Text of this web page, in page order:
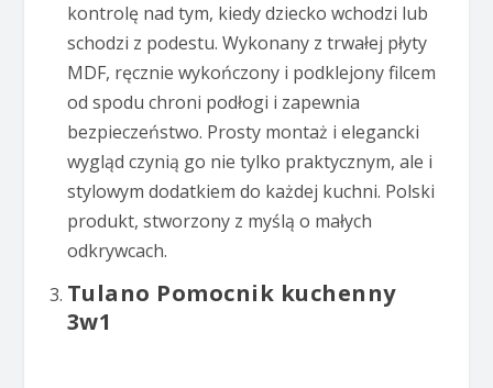
kontrolę nad tym, kiedy dziecko wchodzi lub
schodzi z podestu. Wykonany z trwałej płyty
MDF, ręcznie wykończony i podklejony filcem
od spodu chroni podłogi i zapewnia
bezpieczeństwo. Prosty montaż i elegancki
wygląd czynią go nie tylko praktycznym, ale i
stylowym dodatkiem do każdej kuchni. Polski
produkt, stworzony z myślą o małych
odkrywcach.
Tulano Pomocnik kuchenny
3w1